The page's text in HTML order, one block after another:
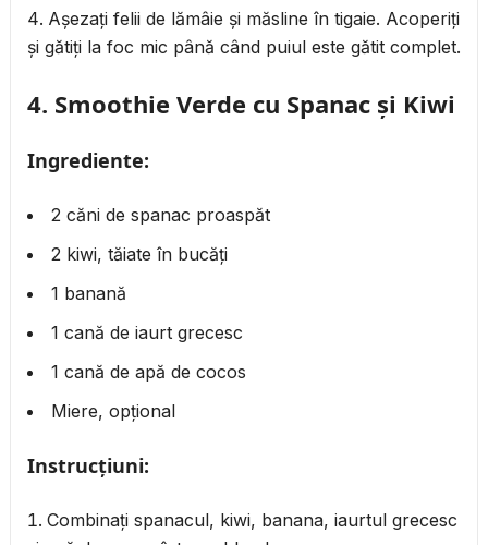
Așezați felii de lămâie și măsline în tigaie. Acoperiți
și gătiți la foc mic până când puiul este gătit complet.
4. Smoothie Verde cu Spanac și Kiwi
Ingrediente:
2 căni de spanac proaspăt
2 kiwi, tăiate în bucăți
1 banană
1 cană de iaurt grecesc
1 cană de apă de cocos
Miere, opțional
Instrucțiuni:
Combinați spanacul, kiwi, banana, iaurtul grecesc